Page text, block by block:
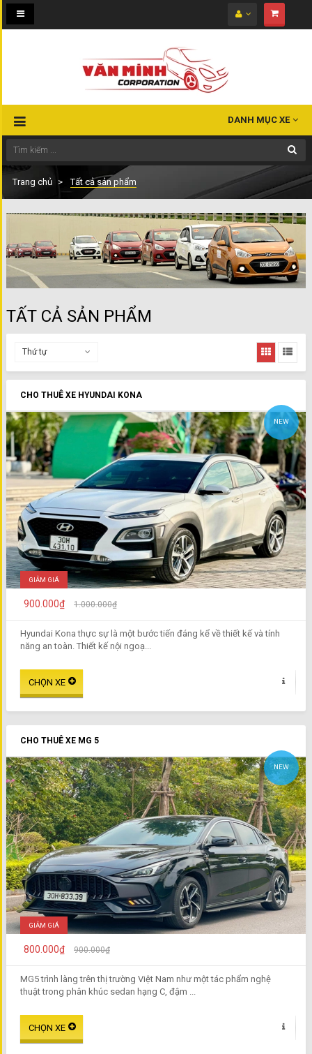
Toggle
navigation
DANH MỤC XE
Trang chủ Tất cả sản phẩm
TẤT CẢ SẢN PHẨM
Thứ tự
CHO THUÊ XE HYUNDAI KONA
NEW
GIẢM GIÁ
900.000₫ 1.000.000₫
Hyundai Kona thực sự là một bước tiến đáng kể về thiết kế và tính
năng an toàn. Thiết kế nội ngoạ...
CHO THUÊ XE MG 5
NEW
GIẢM GIÁ
800.000₫ 900.000₫
MG5 trình làng trên thị trường Việt Nam như một tác phẩm nghệ
thuật trong phân khúc sedan hạng C, đậm ...